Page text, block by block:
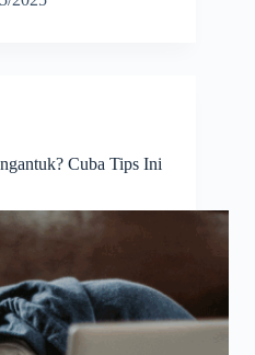
Cuba Tips Ini